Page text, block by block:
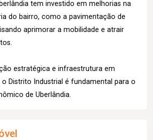
tem investido em melhorias na
do bairro, como a pavimentação de
aprimorar a mobilidade e atrair
estratégica e infraestrutura em
Distrito Industrial é fundamental para o
de Uberlândia.